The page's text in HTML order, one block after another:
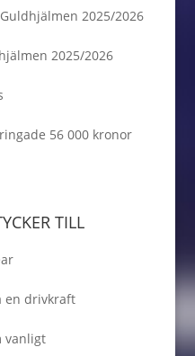
2025/2026
2025/2026
56 000 kronor
TILL
en drivkraft
vanligt